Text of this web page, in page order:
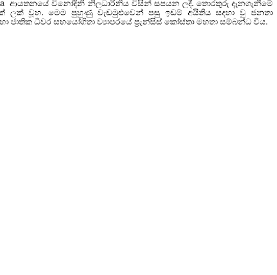
ආයතනයේ විනෝදිනි නිලධාරිනිය විසින් සපයන ලදී. තොරතුරු දැනගැනීමේ
ලක් වූහ. මෙම පුහුණු වැඩමුළුවෙන් පසු ඉඩම් අයිතිය සදහා වු ජනතා
ජාතික ධීවර සහයෝගිතා ව්‍යාපරයේ ප්‍රැන්සිස් කෝස්තා මහතා සම්බන්ධ විය.